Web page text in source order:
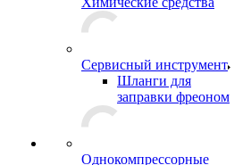
Сервисный инструмент
Шланги для
заправки фреоном
Однокомпрессорные